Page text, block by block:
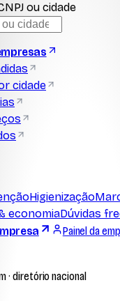
ou cidade
cidade
Higienização
economiaDúvidas
Painel da
· diretório nacional